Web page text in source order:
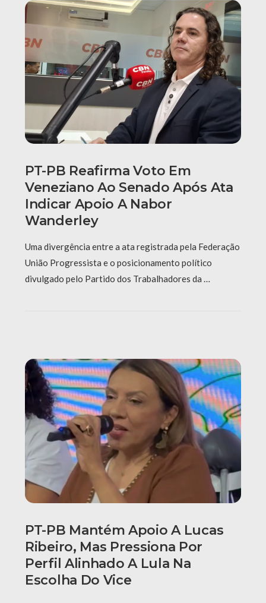
PT-PB Reafirma Voto Em
Veneziano Ao Senado Após Ata
Indicar Apoio A Nabor
Wanderley
Uma divergência entre a ata registrada pela Federação
União Progressista e o posicionamento político
divulgado pelo Partido dos Trabalhadores da …
PT-PB Mantém Apoio A Lucas
Ribeiro, Mas Pressiona Por
Perfil Alinhado A Lula Na
Escolha Do Vice